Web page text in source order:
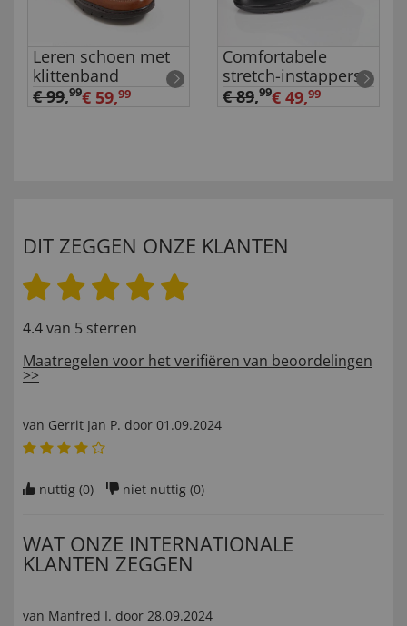
Leren schoen met
klittenband
€ 99,99€ 59,99
Comfortabele
stretch-instappers
€ 89,99€ 49,99
DIT ZEGGEN ONZE KLANTEN
4.4 van 5 sterren
Maatregelen voor het verifiëren van beoordelingen
>>
van Gerrit Jan P. door 01.09.2024
nuttig (0) niet nuttig (0)
WAT ONZE INTERNATIONALE
KLANTEN ZEGGEN
van Manfred I. door 28.09.2024